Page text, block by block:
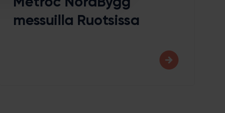
messuilla Ruotsissa